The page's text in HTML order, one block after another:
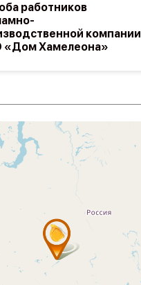
работников
компании
Хамелеона»